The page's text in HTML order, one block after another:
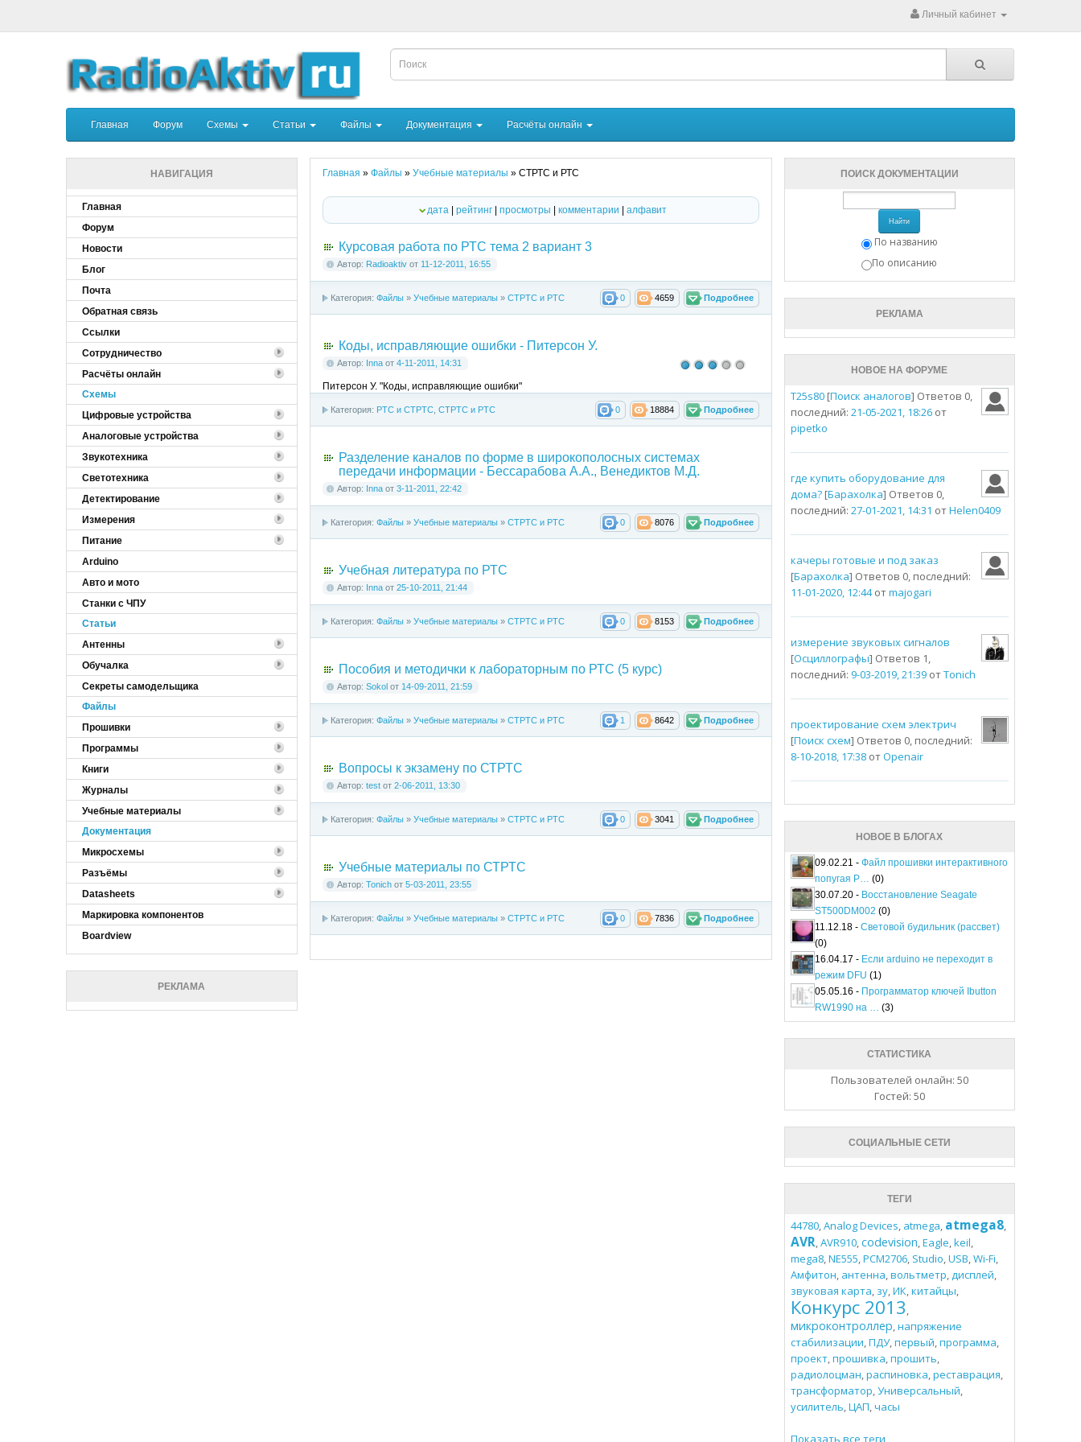
Личный кабинет
Главная Форум Схемы Статьи Файлы Документация Расчёты онлайн
НАВИГАЦИЯ
Главная
Форум
Новости
Блог
Почта
Обратная связь
Ссылки
Сотрудничество
Расчёты онлайн
Cхемы
Цифровые устройства
Аналоговые устройства
Звукотехника
Светотехника
Детектирование
Измерения
Питание
Arduino
Авто и мото
Станки с ЧПУ
Статьи
Антенны
Обучалка
Секреты самодельщика
Файлы
Прошивки
Программы
Книги
Журналы
Учебные материалы
Документация
Микросхемы
Разъёмы
Datasheets
Маркировка компонентов
Boardview
РЕКЛАМА
Главная » Файлы » Учебные материалы » СТРТС и РТС
дата| рейтинг| просмотры комментарии алфавит
Курсовая работа по РТС тема 2 вариант 3
Автор: Radioaktivот 11-12-2011, 16:55
Подробнее
4659
0
Категория: Файлы» Учебные материалы» СТРТС и РТС
Коды, исправляющие ошибки - Питерсон У.
Автор: Innaот 4-11-2011, 14:31
Питерсон У. "Коды, исправляющие ошибки"
Подробнее
18884
0
Категория: РТС и СТРТС, СТРТС и РТС
Разделение каналов по форме в широкополосных системах
передачи информации - Бессарабова А.А., Венедиктов М.Д.
Автор: Innaот 3-11-2011, 22:42
Подробнее
8076
0
Категория: Файлы» Учебные материалы» СТРТС и РТС
Учебная литература по РТС
Автор: Innaот 25-10-2011, 21:44
Подробнее
8153
0
Категория: Файлы» Учебные материалы» СТРТС и РТС
Пособия и методички к лабораторным по РТС (5 курс)
Автор: Sokolот 14-09-2011, 21:59
Подробнее
8642
1
Категория: Файлы» Учебные материалы» СТРТС и РТС
Вопросы к экзамену по СТРТС
Автор: testот 2-06-2011, 13:30
Подробнее
3041
0
Категория: Файлы» Учебные материалы» СТРТС и РТС
Учебные материалы по СТРТС
Автор: Tonichот 5-03-2011, 23:55
Подробнее
7836
0
Категория: Файлы» Учебные материалы» СТРТС и РТС
ПОИСК ДОКУМЕНТАЦИИ
Найти
По названию
По описанию
РЕКЛАМА
НОВОЕ НА ФОРУМЕ
T25s80[Поиск аналогов] Ответов 0,
последний: 21-05-2021, 18:26от
pipetko
где купить оборудование для
дома?[Барахолка] Ответов 0,
последний: 27-01-2021, 14:31 отHelen0409
качеры готовые и под заказ
[Барахолка] Ответов 0, последний:
11-01-2020, 12:44отmajogari
измерение звуковых сигналов
[Осциллографы] Ответов 1,
последний: 9-03-2019, 21:39отTonich
проектирование схем электрич
[Поиск схем] Ответов 0, последний:
8-10-2018, 17:38отOpenair
НОВОЕ В БЛОГАХ
09.02.21 - Файл прошивки интерактивного
попугая P… (0)
30.07.20 - Восстановление Seagate
ST500DM002 (0)
11.12.18 - Световой будильник (рассвет)
(0)
16.04.17 - Если arduino не переходит в
режим DFU (1)
05.05.16 - Программатор ключей Ibutton
RW1990 на … (3)
СТАТИСТИКА
Пользователей онлайн: 50
Гостей: 50
СОЦИАЛЬНЫЕ СЕТИ
ТЕГИ
44780,Analog Devices, atmega, atmega8,
AVR,AVR910,codevision,Eagle,keil,
mega8,NE555,PCM2706, Studio,USB,Wi-Fi,
Амфитон, антенна,вольтметр,дисплей,
звуковая карта, зу,ИК,китайцы,
Конкурс 2013,
микроконтроллер,напряжение
стабилизации,ПДУ,первый,программа,
проект,прошивка,прошить,
радиолоцман,распиновка,реставрация,
трансформатор,Универсальный,
усилитель,ЦАП,часы